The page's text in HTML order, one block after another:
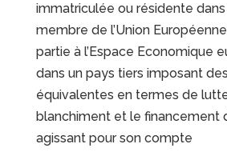
immatriculée ou résidente
membre de l’Union
partie à l’Espace Economique
dans un pays tiers imposant
équivalentes en termes de
blanchiment et le financement
agissant pour son compte